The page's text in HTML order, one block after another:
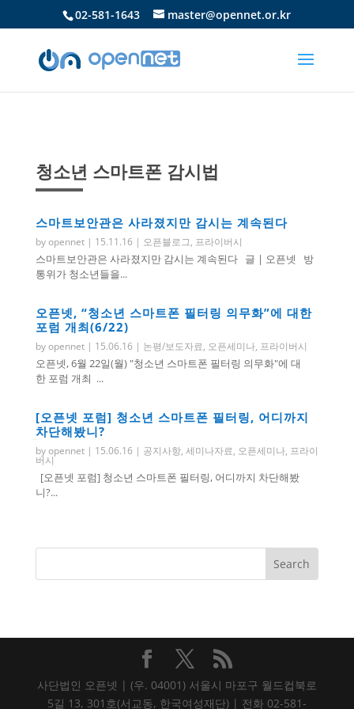
02-581-1643 master@opennet.or.kr
청소년 스마트폰 감시법
스마트보안관은 사라졌지만 감시는 계속된다
byopennet| 15.11.16| 오픈블로그, 프라이버시
스마트보안관은 사라졌지만 감시는 계속된다 글 | 오픈넷 방
통위가 청소년들을...
오픈넷, “청소년 스마트폰 필터링 의무화”에 대한
포럼 개최(6/22)
byopennet| 15.06.16| 논평/보도자료, 오픈세미나, 프라이버시
오픈넷, 6월 22일(월) "청소년 스마트폰 필터링 의무화"에 대
한 포럼 개최 ...
[오픈넷 포럼] 청소년 스마트폰 필터링, 어디까지
차단해봤니?
byopennet| 15.06.16| 공지사항, 세미나자료, 오픈세미나, 프라이
버시
[오픈넷 포럼] 청소년 스마트폰 필터링, 어디까지 차단해봤
니?...
사단법인 오픈넷 | (우. 04001) 서울시 마포구 월드컵북로
5길 13, 301호(서교동, 한국여성재단) | 전화 02-581-